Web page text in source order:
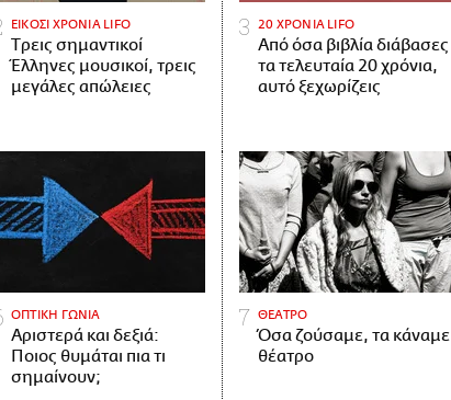
ΕΙΚΟΣΙ ΧΡΟΝΙΑ LIFO
Tρεις σημαντικοί
Έλληνες μουσικοί, τρεις
μεγάλες απώλειες
20 ΧΡΟΝΙΑ LIFO
Από όσα βιβλία διάβασες
τα τελευταία 20 χρόνια,
αυτό ξεχωρίζεις
ΟΠΤΙΚΗ ΓΩΝΙΑ
Αριστερά και δεξιά:
Ποιος θυμάται πια τι
σημαίνουν;
ΘΕΑΤΡΟ
Όσα ζούσαμε, τα κάναμε
θέατρο